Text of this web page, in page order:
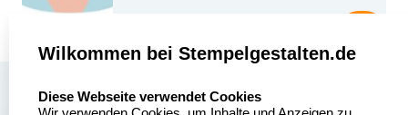
Über uns
Wilkommen bei Stempelgestalten.de
Diese Webseite verwendet Cookies